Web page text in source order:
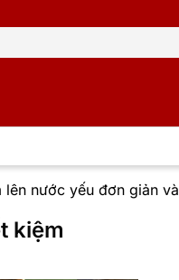
nước yếu đơn giản
kiệm